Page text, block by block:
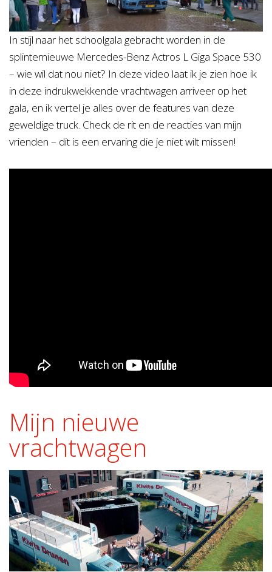
In stijl naar het schoolgala gebracht worden in de
splinternieuwe Mercedes-Benz Actros L Giga Space 530
– wie wil dat nou niet? In deze video laat ik je zien hoe ik
in deze indrukwekkende vrachtwagen arriveer op het
gala, en ik vertel je alles over de features van deze
geweldige truck. Check de rit en de reacties van mijn
vrienden – dit is een ervaring die je niet wilt missen!
Mijn nieuwe
vrachtwagen